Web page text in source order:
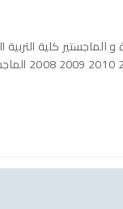
كلية التربية